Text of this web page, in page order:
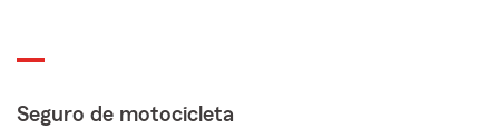
Seguro de motocicleta